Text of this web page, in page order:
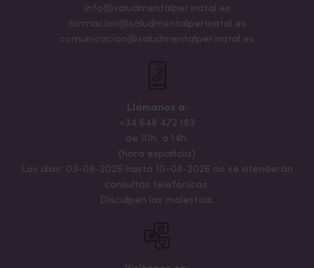
info@saludmentalperinatal.es
formacion@saludmentalperinatal.es
comunicacion@saludmentalperinatal.es
Llámanos a:
+34 648 472 183
de 10h. a 14h.
(hora española)
Los días: 03-08-2026 hasta 10-08-2026 no se atenderán
consultas telefónicas.
Disculpen las molestias.